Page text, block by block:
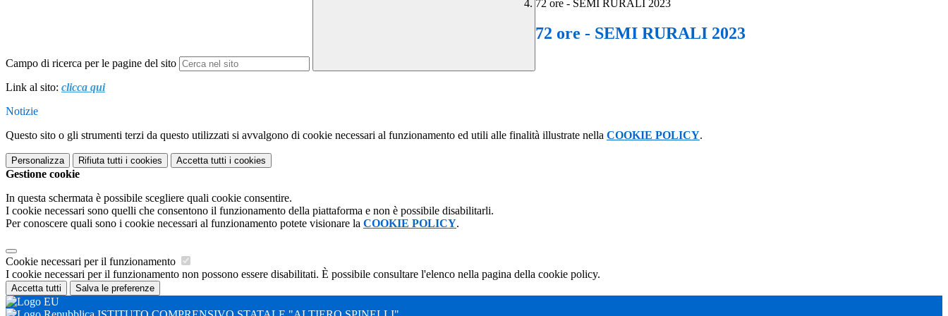
Campo di ricerca per le pagine del sito
72 ore - SEMI RURALI 2023
72 ore - SEMI RURALI 2023
Link al sito: clicca qui
Notizie
Questo sito o gli strumenti terzi da questo utilizzati si avvalgono di cookie necessari al funzionamento ed utili alle finalità illustrate nella COOKIE POLICY.
Personalizza Rifiuta tutti i cookies Accetta tutti i cookies
Gestione cookie
In questa schermata è possibile scegliere quali cookie consentire.
I cookie necessari sono quelli che consentono il funzionamento della piattaforma e non è possibile disabilitarli.
Per conoscere quali sono i cookie necessari al funzionamento potete visionare la COOKIE POLICY.
Cookie necessari per il funzionamento
I cookie necessari per il funzionamento non possono essere disabilitati. È possibile consultare l'elenco nella pagina della cookie policy.
Accetta tutti Salva le preferenze